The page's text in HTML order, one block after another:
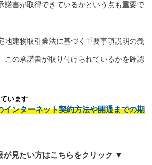
諾書が取得できているかという点も重要で
地建物取引業法に基づく重要事項説明の義
この承諾書が取り付けられているかを確認
います
インターネット契約方法や開通までの期
が見たい方はこちらをクリック ▼